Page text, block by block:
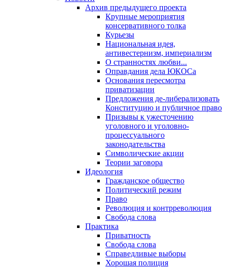
Архив предыдущего проекта
Крупные мероприятия
консервативного толка
Курьезы
Национальная идея,
антивестернизм, империализм
О странностях любви...
Оправдания дела ЮКОСа
Основания пересмотра
приватизации
Предложения де-либерализовать
Конституцию и публичное право
Призывы к ужесточению
уголовного и уголовно-
процессуального
законодательства
Символические акции
Теории заговора
Идеология
Гражданское общество
Политический режим
Право
Революция и контрреволюция
Свобода слова
Практика
Приватность
Свобода слова
Справедливые выборы
Хорошая полиция